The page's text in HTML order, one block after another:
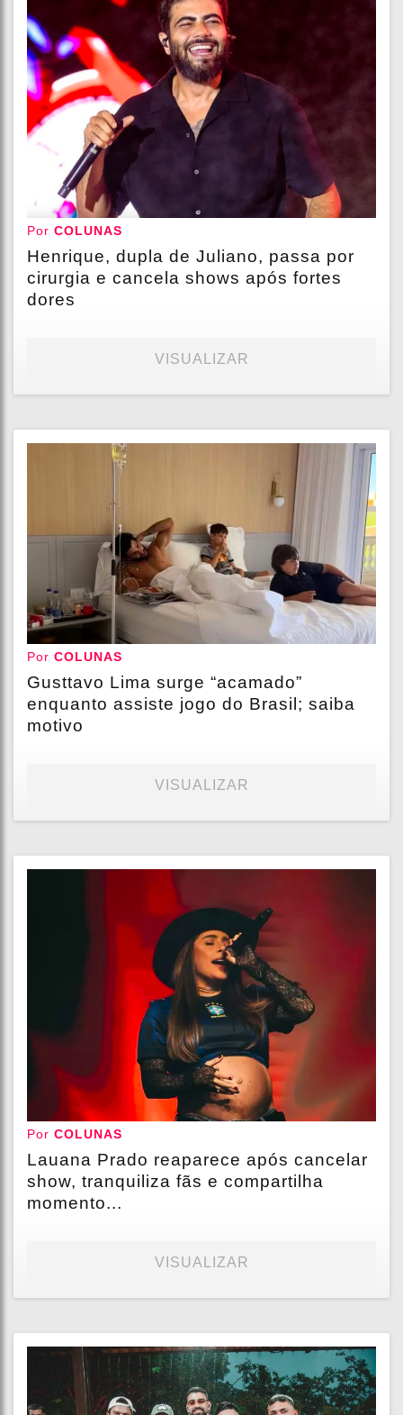
Por COLUNAS
Henrique, dupla de Juliano, passa por
cirurgia e cancela shows após fortes
dores
VISUALIZAR
Por COLUNAS
Gusttavo Lima surge “acamado”
enquanto assiste jogo do Brasil; saiba
motivo
VISUALIZAR
Por COLUNAS
Lauana Prado reaparece após cancelar
show, tranquiliza fãs e compartilha
momento...
VISUALIZAR